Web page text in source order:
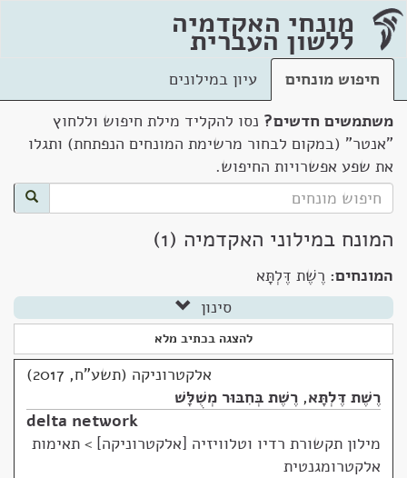
מונחי האקדמיה
ללשון העברית
חיפוש מונחים
עיון במילונים
משתמשים חדשים? נסו להקליד מילת חיפוש וללחוץ
"אנטר" (במקום לבחור מרשימת המונחים הנפתחת) ותגלו
את שפע אפשרויות החיפוש.
המונח במילוני האקדמיה (1)
המונחים: רֶשֶׁת דֶּלְתָּא
סינון
להצגה בכתיב מלא
אלקטרוניקה (תשע"ח, 2017)
רֶשֶׁת דֶּלְתָּא, רֶשֶׁת בְּחִבּוּר מְשֻׁלָּשׁ
delta network
מילון תקשורת רדיו וטלוויזיה [אלקטרוניקה] > תאימות
אלקטרומגנטית